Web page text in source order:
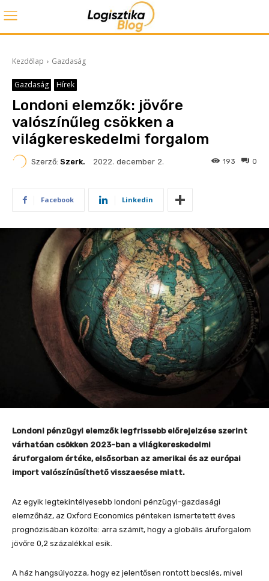
Kezdőlap Gazdaság
Gazdaság Hírek
Londoni elemzők: jövőre
valószínűleg csökken a
világkereskedelmi forgalom
Szerző: Szerk. 2022. december 2. 0
193
Facebook Linkedin
Londoni pénzügyi elemzők legfrissebb előrejelzése szerint
várhatóan csökken 2023-ban a világkereskedelmi
áruforgalom értéke, elsősorban az amerikai és az európai
import valószínűsíthető visszaesése miatt.
Az egyik legtekintélyesebb londoni pénzügyi-gazdasági
elemzőház, az Oxford Economics pénteken ismertetett éves
prognózisában közölte: arra számít, hogy a globális áruforgalom
jövőre 0,2 százalékkal esik.
A ház hangsúlyozza, hogy ez jelentősen rontott becslés, mivel